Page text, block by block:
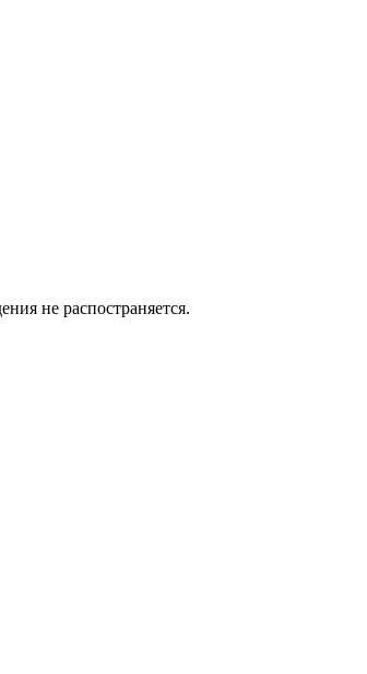
не распостраняется.